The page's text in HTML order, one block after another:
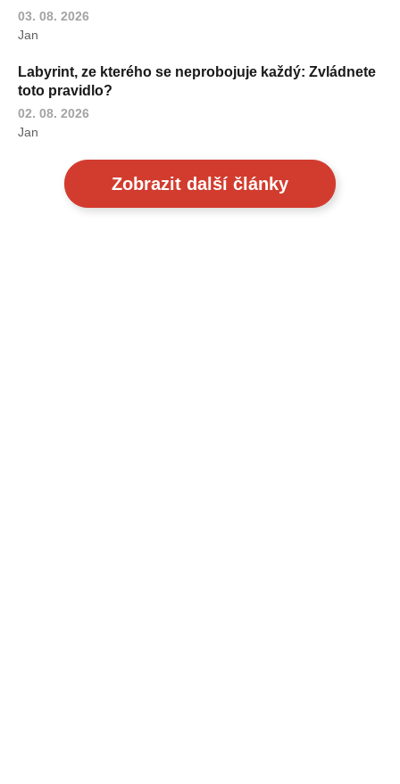
03. 08. 2026
Jan
Labyrint, ze kterého se neprobojuje každý: Zvládnete
toto pravidlo?
02. 08. 2026
Jan
Zobrazit další články